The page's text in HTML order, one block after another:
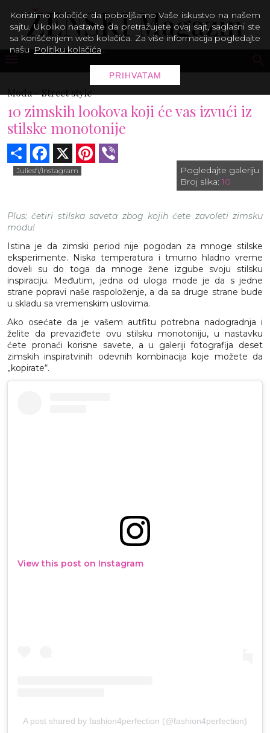
Moda -Street style
10 zimskih lookova koji će vas izvući iz
stilske monotonije
Share Facebook Pinterest
Juliesfi/Instagram
Pogledajte galeriju
Broj slika:10
Plus: četiri stilska saveta zbog kojih ćete zavoleti zimsku
modu!
Istina je da zimski period nije pogodan za mnoge stilske
eksperimente. Niska temperatura i tmurno hladno vreme
doveli su do toga da mnoge žene izgube svoju stilsku
inspiraciju. Međutim, jedna od uloga mode je da s jedne
strane popravi naše raspoloženje, a da sa druge strane bude
u skladu sa vremenskim uslovima.
Ako osećate da je vašem autfitu potrebna nadogradnja i
želite da prevaziđete ovu stilsku monotoniju, u nastavku
ćete pronaći korisne savete, a u galeriji fotografija deset
zimskih inspiratvinih odevnih kombinacija koje možete da
„kopirate“.
View this post on Instagram
A post shared by fashion4perfection (@fashion4perfection)
Koristimo kolačiće da poboljšamo Vaše iskustvo na našem
sajtu. Ukoliko nastavite da pretražujete ovaj sajt, saglasni ste
sa korišćenjem web kolačića. Za više informacija pogledajte
našu Politiku kolačića .
PRIHVATAM